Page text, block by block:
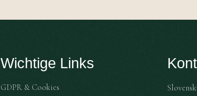
Wichtige Links
GDPR & Cookies